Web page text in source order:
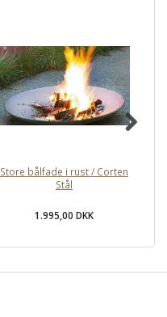
Store bålfade i rust / Corten
Stål
1.995,00 DKK